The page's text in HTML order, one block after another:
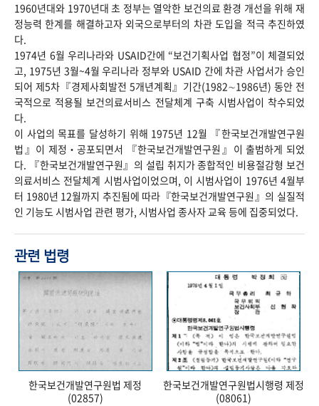
1960년대와 1970년대 초 정부는 열악한 보건의료 환경 개선을 위해 재
정능력 한계를 해결하고자 외국으로부터의 차관 도입을 적극 추진하였
다.
1974년 6월 우리나라와 USAID간에 “보건기획사업 협정”이 체결되었
고, 1975년 3월~4월 우리나라 정부와 USAID 간에 차관 사업서가 승인
되어 제5차『경제사회발전 5개년계획』기간(1982∼1986년) 동안 전
국적으로 적용될 보건의료서비스 전달체계 구축 시범사업이 착수되었
다.
이 사업의 목표를 달성하기 위해 1975년 12월 『한국보건개발연구원
법』이 제정‧공포되면서 『한국보건개발연구원』이 출범하게 되었
다. 『한국보건개발연구원』의 설립 취지가 종합적인 비용절감형 보건
의료서비스 전달체계 시범사업이었으며, 이 시범사업이 1976년 4월부
터 1980년 12월까지 추진됨에 따라『한국보건개발연구원』의 실질적
인 기능도 시범사업 관련 평가, 시범사업 종사자 교육 등에 집중되었다.
관련 법령
한국보건개발연구원법 제정
(02857)
한국보건개발연구원법시행령 제정
(08061)